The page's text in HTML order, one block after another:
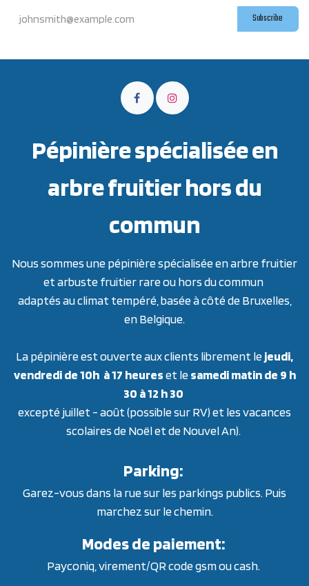
Subscribe
Pépinière spécialisée en
arbre fruitier hors du
commun
Nous sommes une pépinière spécialisée en arbre fruitier
et arbuste fruitier rare ou hors du commun
adaptés au climat tempéré, basée à côté de Bruxelles,
en Belgique.
La pépinière est ouverte aux clients librement lejeudi,
vendredi de 10h à 17 heureset lesamedi matin de 9 h
30 à 12 h 30
excepté juillet - août (possible sur RV) et les vacances
scolaires de Noël et de Nouvel An).
Parking:
Garez-vous dans la rue sur les parkings publics. Puis
marchez sur le chemin.
Modes de paiement:
Payconiq, virement/QR code gsm ou cash.